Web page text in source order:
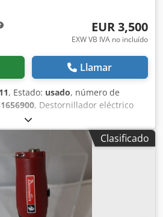
EUR 3,500
EXW VB IVA no incluído
Llamar
, Estado: usado, número de
, Destornillador eléctrico
ERS12 usado con cable de
adicionales adecuado para
de tornillo Salida: Hex 1/4F"
1,5 Nm Dcjdpfx Asvtf R Ajblek
de ralentí: 950 rpm Peso: 0,7 kg
Clasificado